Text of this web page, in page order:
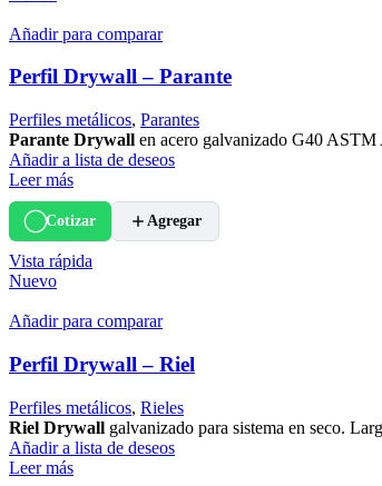
Añadir para comparar
Perfil Drywall – Parante
Perfiles metálicos, Parantes
Parante Drywall en acero galvanizado G40
Añadir a lista de deseos
Leer más
Cotizar Agregar
Vista rápida
Nuevo
Añadir para comparar
Perfil Drywall – Riel
Perfiles metálicos, Rieles
Riel Drywall galvanizado para sistema en seco.
Añadir a lista de deseos
Leer más